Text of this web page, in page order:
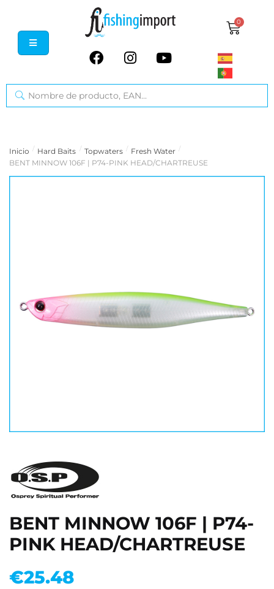
0
Inicio / Hard Baits / Topwaters / Fresh Water /
BENT MINNOW 106F | P74-PINK HEAD/CHARTREUSE
BENT MINNOW 106F | P74-
PINK HEAD/CHARTREUSE
€25.48